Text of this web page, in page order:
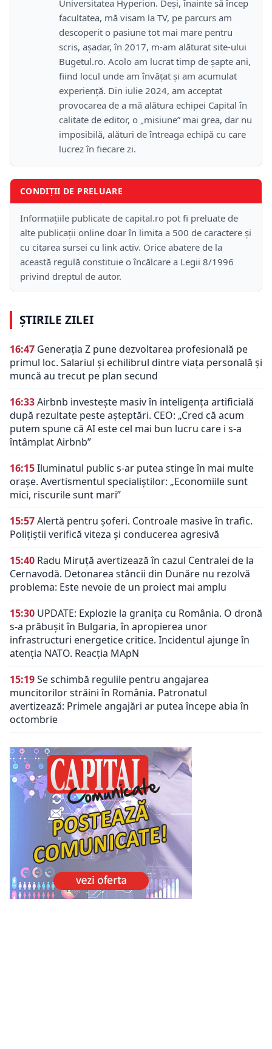
Universitatea Hyperion. Deși, înainte să încep
facultatea, mă visam la TV, pe parcurs am
descoperit o pasiune tot mai mare pentru
scris, așadar, în 2017, m-am alăturat site-ului
Bugetul.ro. Acolo am lucrat timp de șapte ani,
fiind locul unde am învățat și am acumulat
experiență. Din iulie 2024, am acceptat
provocarea de a mă alătura echipei Capital în
calitate de editor, o „misiune” mai grea, dar nu
imposibilă, alături de întreaga echipă cu care
lucrez în fiecare zi.
CONDIȚII DE PRELUARE
Informațiile publicate de capital.ro pot fi preluate de
alte publicații online doar în limita a 500 de caractere și
cu citarea sursei cu link activ. Orice abatere de la
această regulă constituie o încălcare a Legii 8/1996
privind dreptul de autor.
ȘTIRILE ZILEI
16:47 Generația Z pune dezvoltarea profesională pe
primul loc. Salariul și echilibrul dintre viața personală și
muncă au trecut pe plan secund
16:33Airbnb investește masiv în inteligența artificială
după rezultate peste așteptări. CEO: „Cred că acum
putem spune că AI este cel mai bun lucru care i s-a
întâmplat Airbnb”
16:15Iluminatul public s-ar putea stinge în mai multe
orașe. Avertismentul specialiștilor: „Economiile sunt
mici, riscurile sunt mari”
15:57Alertă pentru șoferi. Controale masive în trafic.
Polițiștii verifică viteza și conducerea agresivă
15:40 Radu Miruță avertizează în cazul Centralei de la
Cernavodă. Detonarea stâncii din Dunăre nu rezolvă
problema: Este nevoie de un proiect mai amplu
15:30 UPDATE: Explozie la granița cu România. O dronă
s-a prăbușit în Bulgaria, în apropierea unor
infrastructuri energetice critice. Incidentul ajunge în
atenția NATO. Reacția MApN
15:19Se schimbă regulile pentru angajarea
muncitorilor străini în România. Patronatul
avertizează: Primele angajări ar putea începe abia în
octombrie